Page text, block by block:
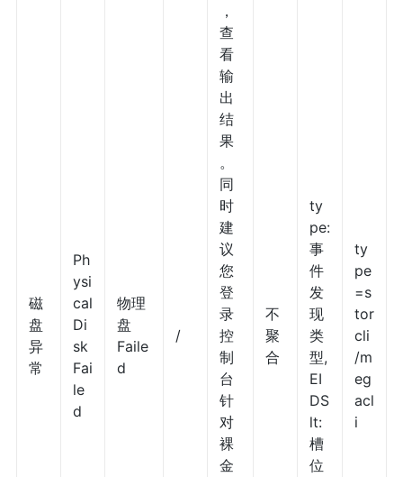
磁
盘
异
常
Ph
ysi
cal
Di
sk
Fai
le
d
物理
盘
Faile
d
/
，
查
看
输
出
结
果
。
同
时
建
议
您
登
录
控
制
台
针
对
裸
金
不
聚
合
ty
pe:
事
件
发
现
类
型,
EI
DS
lt:
槽
位
ty
pe
=s
tor
cli
/m
eg
acl
i